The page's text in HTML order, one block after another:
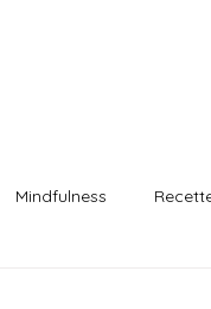
Mindfulness